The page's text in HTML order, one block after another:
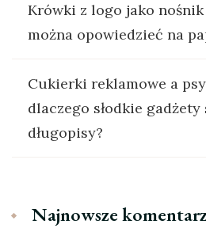
Krówki z logo jako
można opowiedzieć na
Cukierki reklamowe a
dlaczego słodkie
długopisy?
Najnowsze